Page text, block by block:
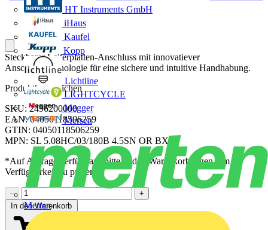
HT Instruments GmbH
iHaus
Kaufel
Kopp
Lichtline
LIGHTCYCLE
Megger
Mersen
Merten
Steckbarer Leiterplatten-Anschluss mit innovatiever
Anschlusstechnologie für eine sichere und intuitive Handhabung.
Produktkennzeichen
SKU: 2496200000
EAN: 04050118506259
GTIN: 04050118506259
MPN: SL 5.08HC/03/180B 4.5SN OR BX
*Auf Anfrage verfügbar - bitte in den Warenkorb legen, um
Verfügbarkeit zu prüfen
−
+
In den Warenkorb